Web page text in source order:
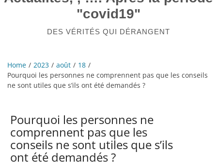
"covid19"
DES VÉRITÉS QUI DÉRANGENT
Home 2023 août
18
Pourquoi les personnes ne comprennent pas que les conseils
ne sont utiles que s’ils ont été demandés ?
Pourquoi les personnes ne
comprennent pas que les
conseils ne sont utiles que s’ils
ont été demandés ?